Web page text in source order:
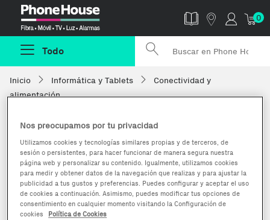
0
Todo
Inicio Informática y Tablets
Conectividad y
alimentación
Nos preocupamos por tu privacidad
Utilizamos cookies y tecnologías similares propias y de terceros, de
sesión o persistentes, para hacer funcionar de manera segura nuestra
página web y personalizar su contenido. Igualmente, utilizamos cookies
para medir y obtener datos de la navegación que realizas y para ajustar la
publicidad a tus gustos y preferencias. Puedes configurar y aceptar el uso
de cookies a continuación. Asimismo, puedes modificar tus opciones de
consentimiento en cualquier momento visitando la Configuración de
cookies
Política de Cookies